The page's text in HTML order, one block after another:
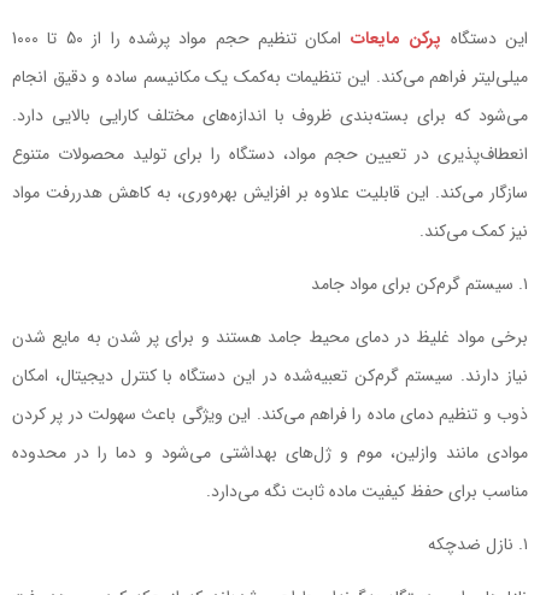
این دستگاه پرکن مایعات
امکان تنظیم حجم مواد پرشده را از 50 تا 1000
میلی‌لیتر فراهم می‌کند. این تنظیمات به‌کمک یک مکانیسم ساده و دقیق انجام
می‌شود که برای بسته‌بندی ظروف با اندازه‌های مختلف کارایی بالایی دارد.
انعطاف‌پذیری در تعیین حجم مواد، دستگاه را برای تولید محصولات متنوع
سازگار می‌کند. این قابلیت علاوه بر افزایش بهره‌وری، به کاهش هدررفت مواد
نیز کمک می‌کند.
سیستم گرم‌کن برای مواد جامد
برخی مواد غلیظ در دمای محیط جامد هستند و برای پر شدن به مایع شدن
نیاز دارند. سیستم گرم‌کن تعبیه‌شده در این دستگاه با کنترل دیجیتال، امکان
ذوب و تنظیم دمای ماده را فراهم می‌کند. این ویژگی باعث سهولت در پر کردن
موادی مانند وازلین، موم و ژل‌های بهداشتی می‌شود و دما را در محدوده
مناسب برای حفظ کیفیت ماده ثابت نگه می‌دارد.
نازل ضدچکه